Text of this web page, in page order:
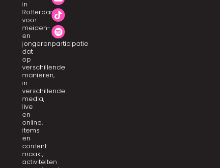
in
Rotterdam
voor
meiden-
en
jongerenparticipatie
dat
op
verschillende
manieren,
in
verschillende
media,
live
en
online,
items
en
content
maakt,
activiteiten